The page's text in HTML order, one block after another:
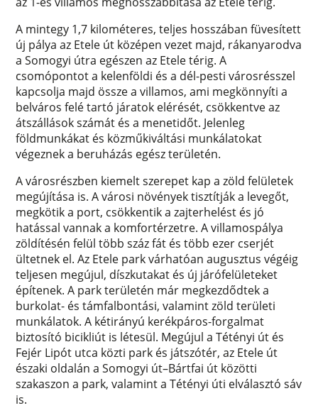
A mintegy 1,7 kilométeres, teljes hosszában füvesített
új pálya az Etele út középen vezet majd, rákanyarodva
a Somogyi útra egészen az Etele térig. A
csomópontot a kelenföldi és a dél-pesti városrésszel
kapcsolja majd össze a villamos, ami megkönnyíti a
belváros felé tartó járatok elérését, csökkentve az
átszállások számát és a menetidőt. Jelenleg
földmunkákat és közműkiváltási munkálatokat
végeznek a beruházás egész területén.
A városrészben kiemelt szerepet kap a zöld felületek
megújítása is. A városi növények tisztítják a levegőt,
megkötik a port, csökkentik a zajterhelést és jó
hatással vannak a komfortérzetre. A villamospálya
zöldítésén felül több száz fát és több ezer cserjét
ültetnek el. Az Etele park várhatóan augusztus végéig
teljesen megújul, díszkutakat és új járófelületeket
építenek. A park területén már megkezdődtek a
burkolat- és támfalbontási, valamint zöld területi
munkálatok. A kétirányú kerékpáros-forgalmat
biztosító bicikliút is létesül. Megújul a Tétényi út és
Fejér Lipót utca közti park és játszótér, az Etele út
északi oldalán a Somogyi út–Bártfai út közötti
szakaszon a park, valamint a Tétényi úti elválasztó sáv
is.